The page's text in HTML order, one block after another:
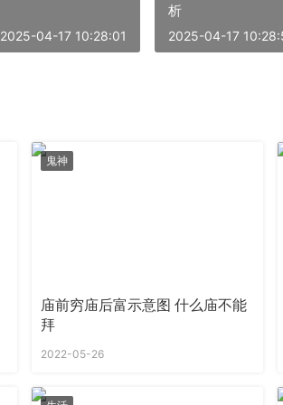
2025-04-17 10:28:01
析
2025-04-17
鬼神
庙前穷庙后富示意图 什么庙不能
拜
2022-05-26